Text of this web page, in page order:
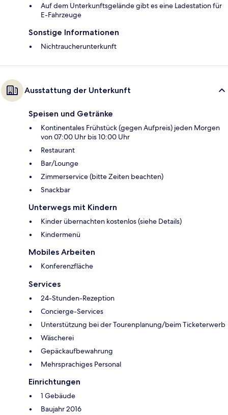
Auf dem Unterkunftsgelände gibt es eine Ladestation für
E-Fahrzeuge
Sonstige Informationen
Nichtraucherunterkunft
Ausstattung der Unterkunft
Speisen und Getränke
Kontinentales Frühstück (gegen Aufpreis) jeden Morgen
von 07:00 Uhr bis 10:00 Uhr
Restaurant
Bar/Lounge
Zimmerservice (bitte Zeiten beachten)
Snackbar
Unterwegs mit Kindern
Kinder übernachten kostenlos (siehe Details)
Kindermenü
Mobiles Arbeiten
Konferenzfläche
Services
24-Stunden-Rezeption
Concierge-Services
Unterstützung bei der Tourenplanung/beim Ticketerwerb
Wäscherei
Gepäckaufbewahrung
Mehrsprachiges Personal
Einrichtungen
1 Gebäude
Baujahr 2016